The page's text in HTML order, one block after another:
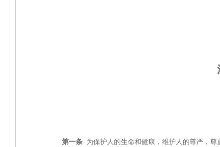
第一条 为保护人的生命和健康，维护人的尊严，